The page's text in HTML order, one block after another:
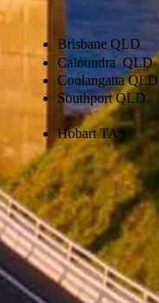
Brisbane QLD
Caloundra QLD
Coolangatta QLD
Southport QLD
Hobart TAS